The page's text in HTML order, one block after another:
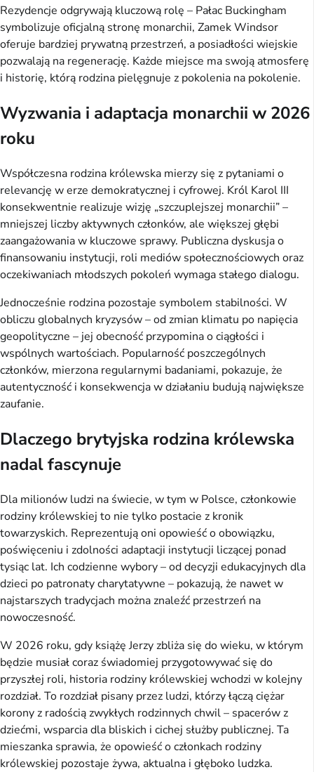
Rezydencje odgrywają kluczową rolę – Pałac Buckingham
symbolizuje oficjalną stronę monarchii, Zamek Windsor
oferuje bardziej prywatną przestrzeń, a posiadłości wiejskie
pozwalają na regenerację. Każde miejsce ma swoją atmosferę
i historię, którą rodzina pielęgnuje z pokolenia na pokolenie.
Wyzwania i adaptacja monarchii w 2026
roku
Współczesna rodzina królewska mierzy się z pytaniami o
relevancję w erze demokratycznej i cyfrowej. Król Karol III
konsekwentnie realizuje wizję „szczuplejszej monarchii” –
mniejszej liczby aktywnych członków, ale większej głębi
zaangażowania w kluczowe sprawy. Publiczna dyskusja o
finansowaniu instytucji, roli mediów społecznościowych oraz
oczekiwaniach młodszych pokoleń wymaga stałego dialogu.
Jednocześnie rodzina pozostaje symbolem stabilności. W
obliczu globalnych kryzysów – od zmian klimatu po napięcia
geopolityczne – jej obecność przypomina o ciągłości i
wspólnych wartościach. Popularność poszczególnych
członków, mierzona regularnymi badaniami, pokazuje, że
autentyczność i konsekwencja w działaniu budują największe
zaufanie.
Dlaczego brytyjska rodzina królewska
nadal fascynuje
Dla milionów ludzi na świecie, w tym w Polsce, członkowie
rodziny królewskiej to nie tylko postacie z kronik
towarzyskich. Reprezentują oni opowieść o obowiązku,
poświęceniu i zdolności adaptacji instytucji liczącej ponad
tysiąc lat. Ich codzienne wybory – od decyzji edukacyjnych dla
dzieci po patronaty charytatywne – pokazują, że nawet w
najstarszych tradycjach można znaleźć przestrzeń na
nowoczesność.
W 2026 roku, gdy książę Jerzy zbliża się do wieku, w którym
będzie musiał coraz świadomiej przygotowywać się do
przyszłej roli, historia rodziny królewskiej wchodzi w kolejny
rozdział. To rozdział pisany przez ludzi, którzy łączą ciężar
korony z radością zwykłych rodzinnych chwil – spacerów z
dziećmi, wsparcia dla bliskich i cichej służby publicznej. Ta
mieszanka sprawia, że opowieść o członkach rodziny
królewskiej pozostaje żywa, aktualna i głęboko ludzka.